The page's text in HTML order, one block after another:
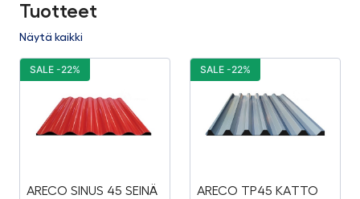
Tuotteet
Näytä kaikki
ARECO SINUS 45 SEINÄ
SALE -22%
ARECO TP45 KATTO
SALE -22%